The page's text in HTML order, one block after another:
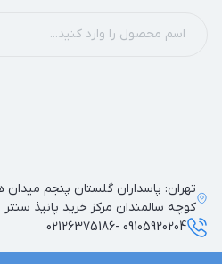
تهران: پاسداران گلستان پنجم
کوچه سالمندان مرکز خرید پانیذ
09105920204 -02126375186